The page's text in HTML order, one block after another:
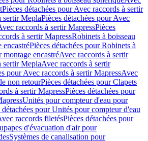
Pièces détachées pour Avec raccords à sertir
sertir MeplaPièces détachées pour Avec
raccords à sertir MapressPièces
à sertir MapressRobinets à boisseau
encastréPièces détachées pour Robinets à
montage encastréAvec raccords à sertir
sertir MeplaAvec raccords à sertir
pour Avec raccords à sertir MapressAvec
non retourPièces détachées pour Clapets
à sertir MapressPièces détachées pour
Unités pour compteur d'eau pour
détachées pour Unités pour compteur d'eau
raccords filetésPièces détachées pour
d'évacuation d'air pour
Systèmes de canalisation pour